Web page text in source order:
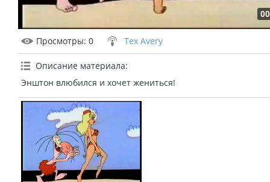
Просмотры: 0 Tex Avery
Описание материала:
Энштон влюбился и хочет жениться!